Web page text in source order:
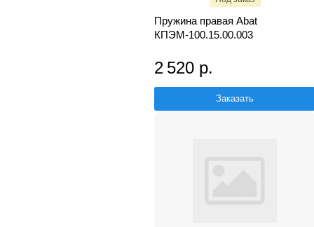
Пружина правая Abat
КПЭМ-100.15.00.003
2 520 р.
Заказать